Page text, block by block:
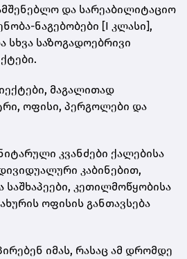
და სარეაბილიტაციო
ნაგებობები [I კლასი],
სხვა საზოგადოებრივი
მაგალითად
ოფისი, პერგოლები და
კვანძები ქალებისა
კაბინებით,
კეთილმოწყობისა
ოფისის განთავსება
იმას, რასაც ამ დრომდე